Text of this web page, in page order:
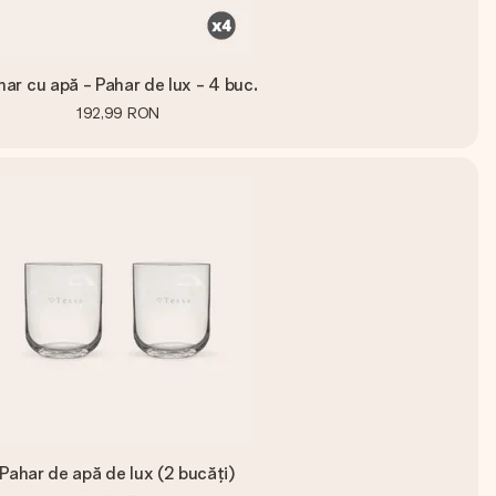
cu apă - Pahar de lux - 4 buc.
192,99 RON
Pahar de apă de lux (2 bucăți)